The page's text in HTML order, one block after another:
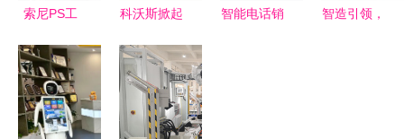
索尼PS工
艺术家” 30
秒组装的魔
法与智能机
科沃斯掀起
热潮 智能
家居与清洁
革命引领未
智能电话销
智造引领，